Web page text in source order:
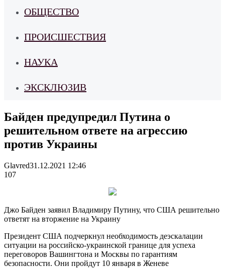
ОБЩЕСТВО
ПРОИСШЕСТВИЯ
НАУКА
ЭКСКЛЮЗИВ
Байден предупредил Путина о
решительном ответе на агрессию
против Украины
Glavred31.12.2021 12:46
107
Джо Байден заявил Владимиру Путину, что США решительно
ответят на вторжение на Украину
Президент США подчеркнул необходимость деэскалации
ситуации на российско-украинской границе для успеха
переговоров Вашингтона и Москвы по гарантиям
безопасности. Они пройдут 10 января в Женеве